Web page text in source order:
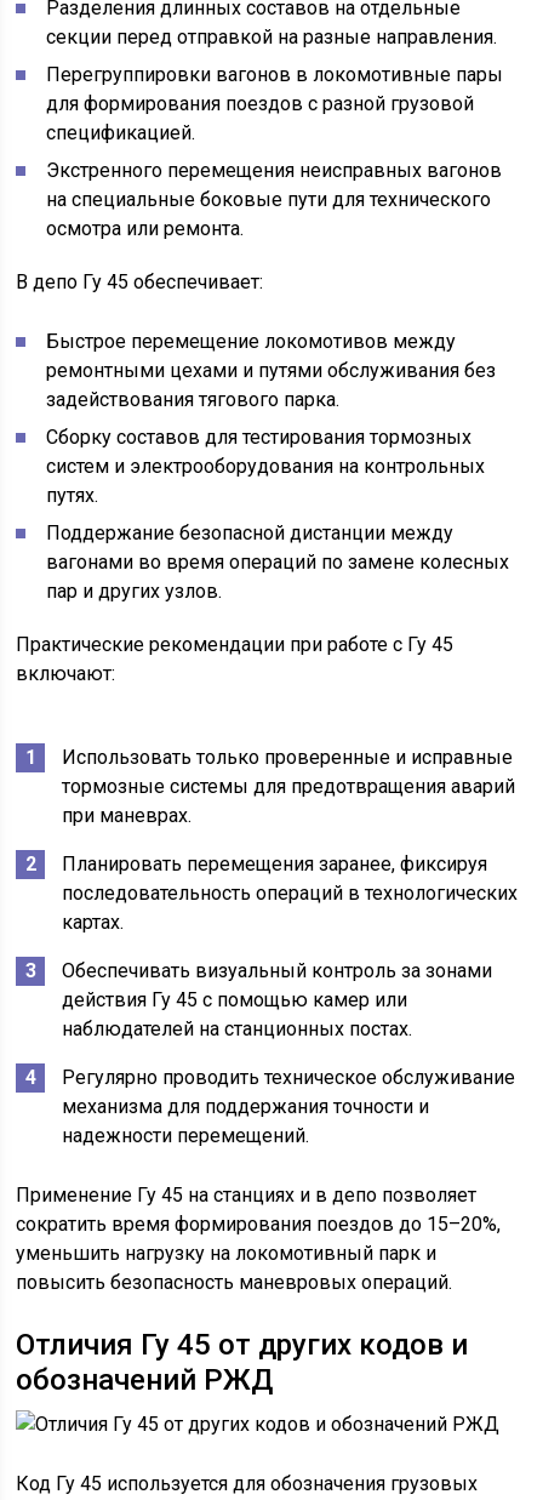
Разделения длинных составов на отдельные
секции перед отправкой на разные направления.
Перегруппировки вагонов в локомотивные пары
для формирования поездов с разной грузовой
спецификацией.
Экстренного перемещения неисправных вагонов
на специальные боковые пути для технического
осмотра или ремонта.
В депо Гу 45 обеспечивает:
Быстрое перемещение локомотивов между
ремонтными цехами и путями обслуживания без
задействования тягового парка.
Сборку составов для тестирования тормозных
систем и электрооборудования на контрольных
путях.
Поддержание безопасной дистанции между
вагонами во время операций по замене колесных
пар и других узлов.
Практические рекомендации при работе с Гу 45
включают:
Использовать только проверенные и исправные
тормозные системы для предотвращения аварий
при маневрах.
Планировать перемещения заранее, фиксируя
последовательность операций в технологических
картах.
Обеспечивать визуальный контроль за зонами
действия Гу 45 с помощью камер или
наблюдателей на станционных постах.
Регулярно проводить техническое обслуживание
механизма для поддержания точности и
надежности перемещений.
Применение Гу 45 на станциях и в депо позволяет
сократить время формирования поездов до 15–20%,
уменьшить нагрузку на локомотивный парк и
повысить безопасность маневровых операций.
Отличия Гу 45 от других кодов и
обозначений РЖД
Код Гу 45 используется для обозначения грузовых